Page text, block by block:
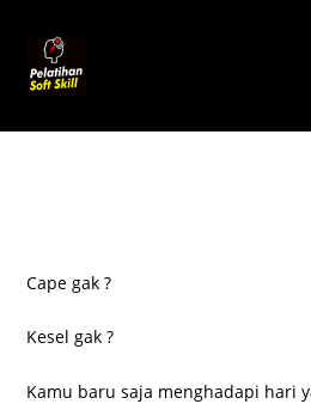
Cape gak ?
Kesel gak ?
Kamu baru saja menghadapi hari